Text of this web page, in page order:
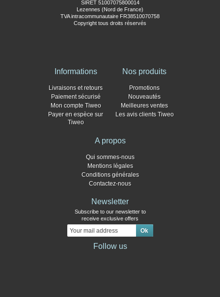
SIRET 51007075800014
Lezennes (Nord de France)
TVA intracommunautaire FR38510070758
Copyright tous droits réservés
Informations
Livraisons et retours
Paiement sécurisé
Mon compte Tiweo
Payer en espèce sur
Tiweo
Nos produits
Promotions
Nouveautés
Meilleures ventes
Les avis clients Tiweo
A propos
Qui sommes-nous
Mentions légales
Conditions générales
Contactez-nous
Newsletter
Subscribe to our newsletter to
receive exclusive offers
Follow us